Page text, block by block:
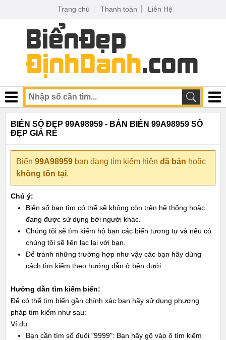
Trang chủ Thanh toán Liên Hệ
BIỂN SỐ ĐẸP 99A98959 - BÁN BIỂN 99A98959 SỐ
ĐẸP GIÁ RẺ
Biển 99A98959 bạn đang tìm kiếm hiện đã bán hoặc
không tồn tại.
Chú ý:
Biển số bạn tìm có thể sẽ không còn trên hệ thống hoặc
đang được sử dụng bởi người khác.
Chúng tôi sẽ tìm kiếm hộ bạn các biển tương tự và nếu có
chúng tôi sẽ liên lạc lại với bạn.
Để tránh những trường hợp như vậy các bạn hãy dùng
cách tìm kiếm theo hướng dẫn ở bên dưới:
Hướng dẫn tìm kiếm biển:
Để có thể tìm biển gần chính xác bạn hãy sử dụng phương
pháp tìm kiếm như sau:
Ví dụ:
Bạn cần tìm số đuôi "9999": Bạn hãy gõ vào ô tìm kiếm